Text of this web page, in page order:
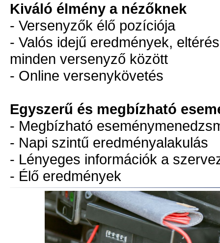
Kiváló élmény a nézőknek
- Versenyzők élő pozíciója
- Valós idejű eredmények,
minden versenyző között
- Online versenykövetés
Egyszerű és megbízható
- Megbízható
- Napi szintű eredményalakulás
- Lényeges információk a
- Élő eredmények